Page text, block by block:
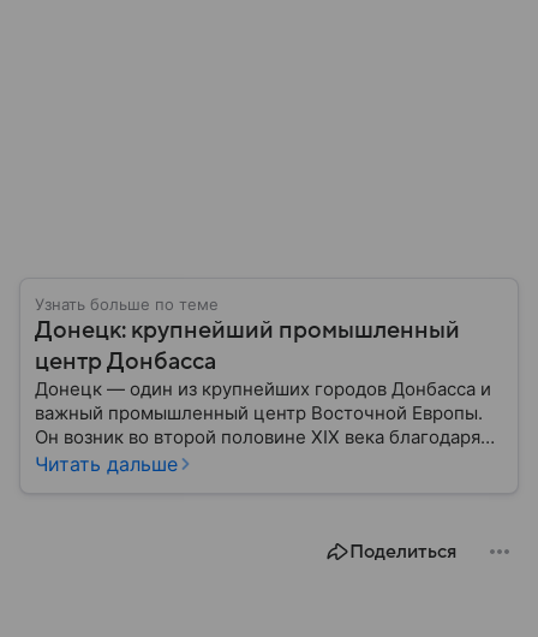
Узнать больше по теме
Донецк: крупнейший промышленный
центр Донбасса
Донецк — один из крупнейших городов Донбасса и
важный промышленный центр Восточной Европы.
Он возник во второй половине XIX века благодаря
развитию угледобычи и металлургии, а
Читать дальше
Поделиться